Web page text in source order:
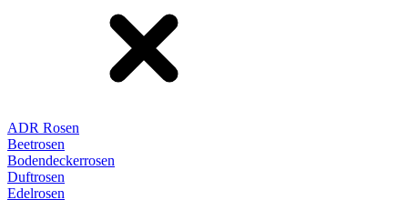
ADR Rosen
Beetrosen
Bodendeckerrosen
Duftrosen
Edelrosen